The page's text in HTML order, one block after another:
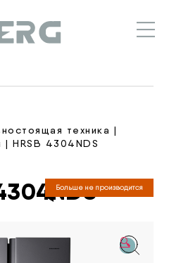
техника |
| HRSB 4304NDS
Больше не производится
🔍